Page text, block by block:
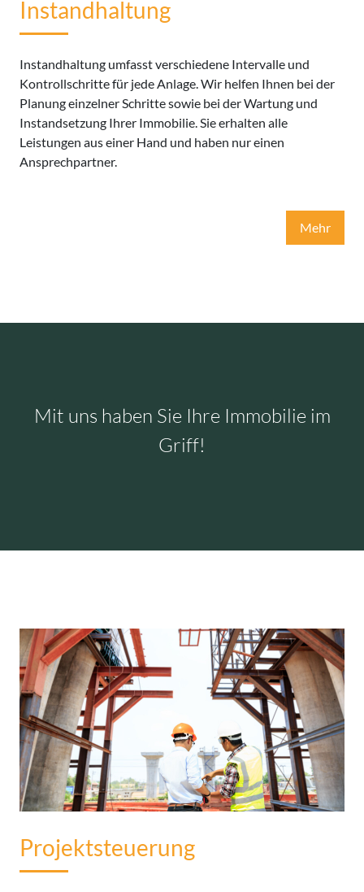
Instandhaltung
Instandhaltung umfasst verschiedene Intervalle und
Kontrollschritte für jede Anlage. Wir helfen Ihnen bei der
Planung einzelner Schritte sowie bei der Wartung und
Instandsetzung Ihrer Immobilie. Sie erhalten alle
Leistungen aus einer Hand und haben nur einen
Ansprechpartner.
Mehr
Mit uns haben Sie Ihre Immobilie im
Griff!
Projektsteuerung